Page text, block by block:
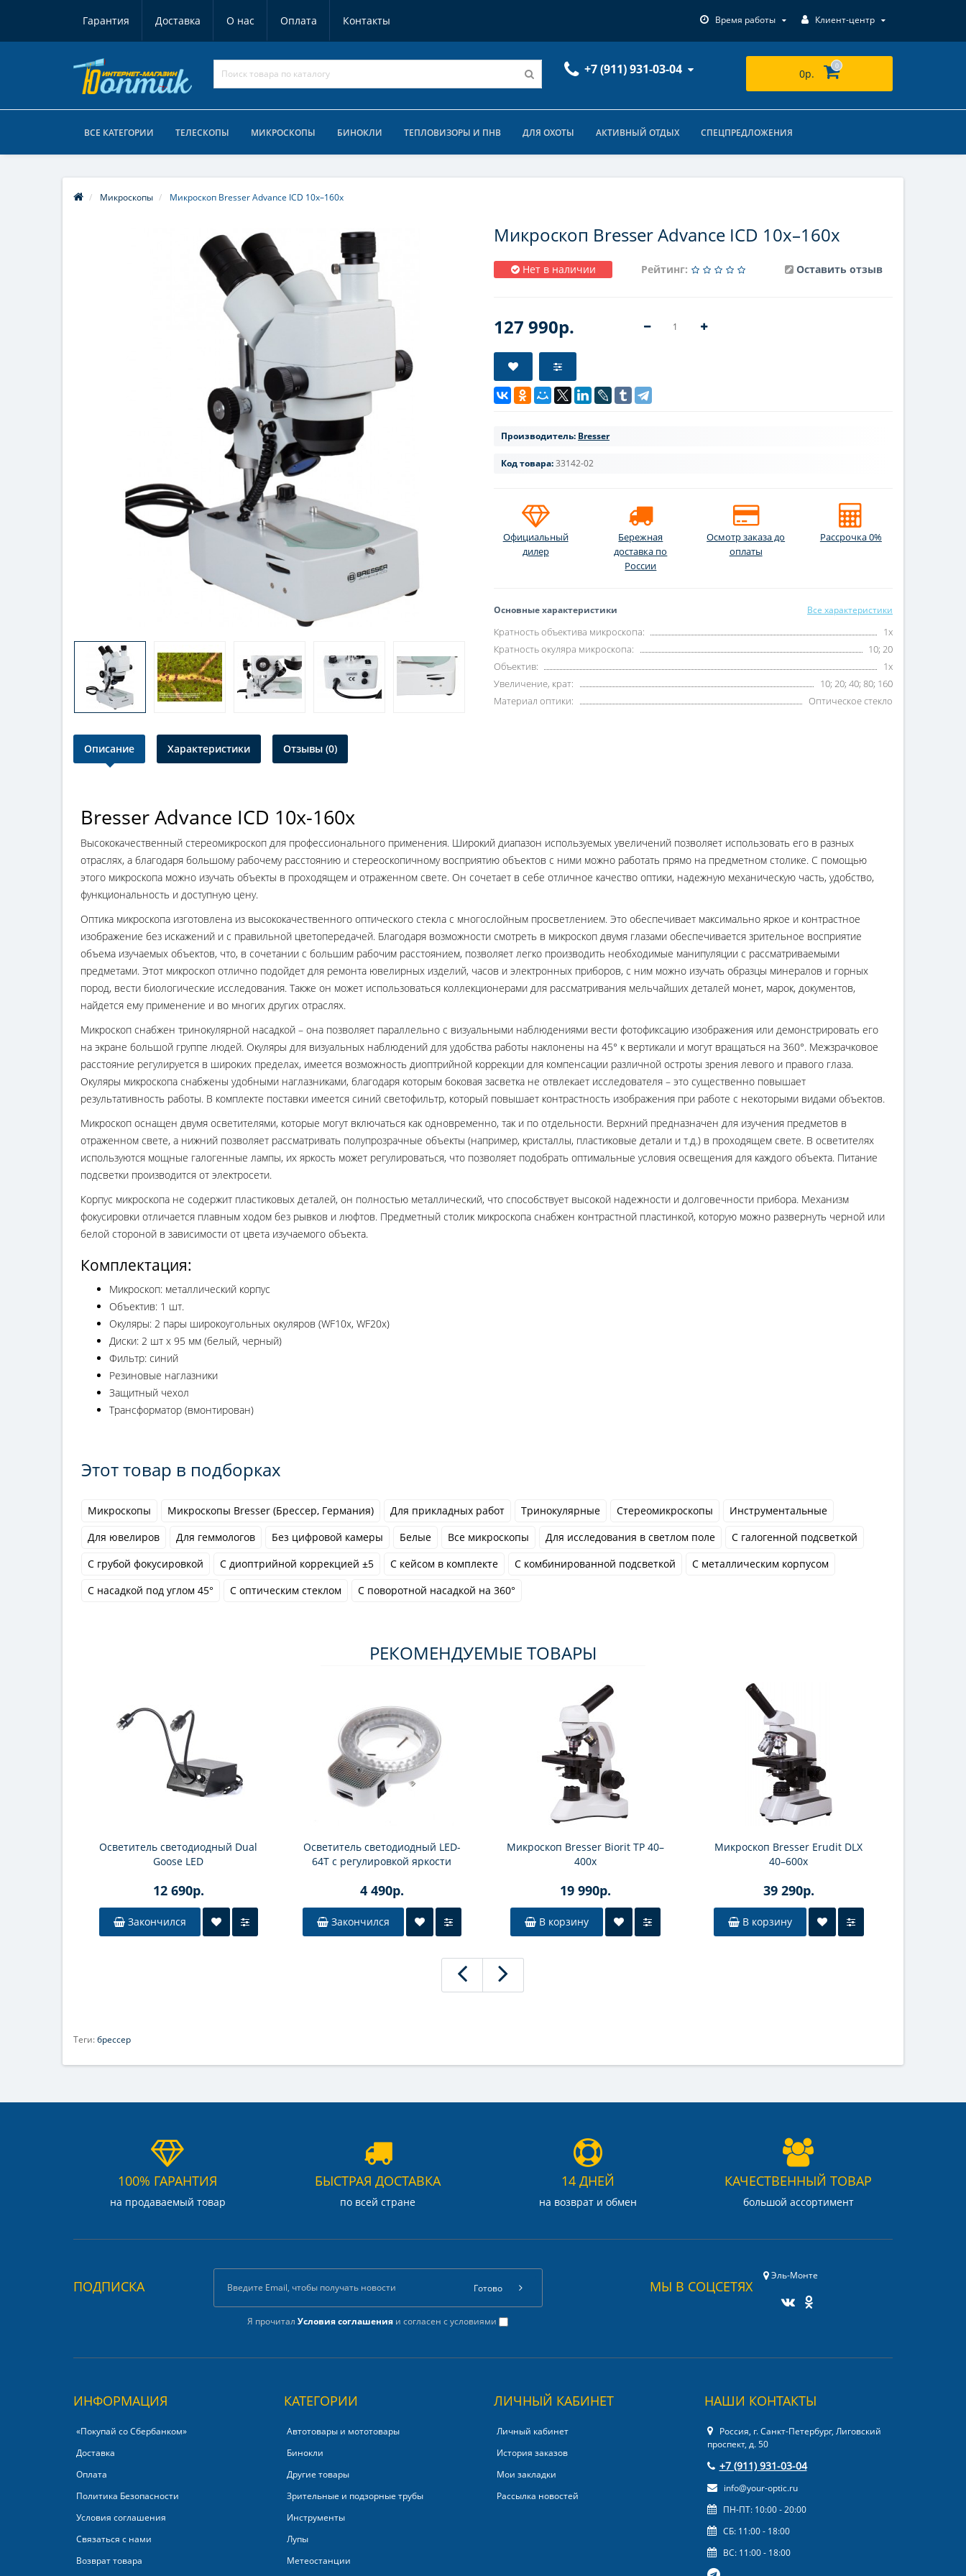
Гарантия Доставка О нас Оплата Контакты Время работы Клиент-центр
+7 (911) 931-03-04 0р.
0
ВСЕ КАТЕГОРИИ ТЕЛЕСКОПЫ МИКРОСКОПЫ БИНОКЛИ ТЕПЛОВИЗОРЫ И ПНВ ДЛЯ ОХОТЫ АКТИВНЫЙ ОТДЫХ СПЕЦПРЕДЛОЖЕНИЯ
Микроскопы Микроскоп Bresser Advance ICD 10x–160x
Микроскоп Bresser Advance ICD 10x–160x
Нет в наличии Рейтинг: Оставить отзыв
127 990р.
Производитель: Bresser
Код товара:33142-02
Официальный
дилер
Бережная
доставка по
России
Осмотр заказа до
оплаты
Рассрочка 0%
Основные характеристики Все характеристики
Кратность объектива микроскопа:
1x
Кратность окуляра микроскопа:
10; 20
Объектив:
1x
Увеличение, крат:
10; 20; 40; 80; 160
Материал оптики:
Оптическое стекло
Описание Характеристики Отзывы (0)
Bresser Advance ICD 10x-160x
Высококачественный стереомикроскоп для профессионального применения. Широкий диапазон используемых увеличений позволяет использовать его в разных
отраслях, а благодаря большому рабочему расстоянию и стереоскопичному восприятию объектов с ними можно работать прямо на предметном столике. С помощью
этого микроскопа можно изучать объекты в проходящем и отраженном свете. Он сочетает в себе отличное качество оптики, надежную механическую часть, удобство,
функциональность и доступную цену.
Оптика микроскопа изготовлена из высококачественного оптического стекла с многослойным просветлением. Это обеспечивает максимально яркое и контрастное
изображение без искажений и с правильной цветопередачей. Благодаря возможности смотреть в микроскоп двумя глазами обеспечивается зрительное восприятие
объема изучаемых объектов, что, в сочетании с большим рабочим расстоянием, позволяет легко производить необходимые манипуляции с рассматриваемыми
предметами. Этот микроскоп отлично подойдет для ремонта ювелирных изделий, часов и электронных приборов, с ним можно изучать образцы минералов и горных
пород, вести биологические исследования. Также он может использоваться коллекционерами для рассматривания мельчайших деталей монет, марок, документов,
найдется ему применение и во многих других отраслях.
Микроскоп снабжен тринокулярной насадкой – она позволяет параллельно с визуальными наблюдениями вести фотофиксацию изображения или демонстрировать его
на экране большой группе людей. Окуляры для визуальных наблюдений для удобства работы наклонены на 45° к вертикали и могут вращаться на 360°. Межзрачковое
расстояние регулируется в широких пределах, имеется возможность диоптрийной коррекции для компенсации различной остроты зрения левого и правого глаза.
Окуляры микроскопа снабжены удобными наглазниками, благодаря которым боковая засветка не отвлекает исследователя – это существенно повышает
результативность работы. В комплекте поставки имеется синий светофильтр, который повышает контрастность изображения при работе с некоторыми видами объектов.
Микроскоп оснащен двумя осветителями, которые могут включаться как одновременно, так и по отдельности. Верхний предназначен для изучения предметов в
отраженном свете, а нижний позволяет рассматривать полупрозрачные объекты (например, кристаллы, пластиковые детали и т.д.) в проходящем свете. В осветителях
используются мощные галогенные лампы, их яркость может регулироваться, что позволяет подобрать оптимальные условия освещения для каждого объекта. Питание
подсветки производится от электросети.
Корпус микроскопа не содержит пластиковых деталей, он полностью металлический, что способствует высокой надежности и долговечности прибора. Механизм
фокусировки отличается плавным ходом без рывков и люфтов. Предметный столик микроскопа снабжен контрастной пластинкой, которую можно развернуть черной или
белой стороной в зависимости от цвета изучаемого объекта.
Комплектация:
Микроскоп: металлический корпус
Объектив: 1 шт.
Окуляры: 2 пары широкоугольных окуляров (WF10x, WF20x)
Диски: 2 шт х 95 мм (белый, черный)
Фильтр: синий
Резиновые наглазники
Защитный чехол
Трансформатор (вмонтирован)
Этот товар в подборках
Микроскопы Микроскопы Bresser (Брессер, Германия) Для прикладных работ Тринокулярные Стереомикроскопы
Инструментальные
Для ювелиров
Для геммологов Без цифровой камеры Белые Все микроскопы Для исследования в светлом поле
С галогенной подсветкой
С грубой фокусировкой
С диоптрийной коррекцией ±5 С кейсом в комплекте С комбинированной подсветкой
С металлическим корпусом
С насадкой под углом 45°
С оптическим стеклом С поворотной насадкой на 360°
РЕКОМЕНДУЕМЫЕ ТОВАРЫ
Осветитель светодиодный Dual
Goose LED
12 690р.
Закончился
Осветитель светодиодный LED-
64T с регулировкой яркости
4 490р.
Закончился
Микроскоп Bresser Biorit TP 40–
400x
19 990р.
В корзину
Микроскоп Bresser Erudit DLX
40–600x
39 290р.
В корзину
Теги:брессер
100% ГАРАНТИЯ
на продаваемый товар
БЫСТРАЯ ДОСТАВКА
по всей стране
14 ДНЕЙ
на возврат и обмен
КАЧЕСТВЕННЫЙ ТОВАР
большой ассортимент
ПОДПИСКА
Я прочиталУсловия соглашения и согласен с условиями
Готово МЫ В СОЦСЕТЯХ
Эль-Монте
ИНФОРМАЦИЯ
«Покупай со Сбербанком»‎
Доставка
Оплата
Политика Безопасности
Условия соглашения
Связаться с нами
Возврат товара
КАТЕГОРИИ
Автотовары и мототовары
Бинокли
Другие товары
Зрительные и подзорные трубы
Инструменты
Лупы
Метеостанции
ЛИЧНЫЙ КАБИНЕТ
Личный кабинет
История заказов
Мои закладки
Рассылка новостей
НАШИ КОНТАКТЫ
Россия, г. Санкт-Петербург, Лиговский
проспект, д. 50
+7 (911) 931-03-04
info@your-optic.ru
ПН-ПТ: 10:00 - 20:00
СБ: 11:00 - 18:00
ВС: 11:00 - 18:00